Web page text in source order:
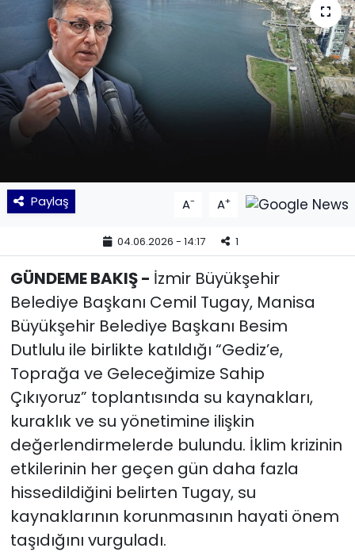
Paylaş A- A+
04.06.2026 - 14:17 1
GÜNDEME BAKIŞ - İzmir Büyükşehir
Belediye Başkanı Cemil Tugay, Manisa
Büyükşehir Belediye Başkanı Besim
Dutlulu ile birlikte katıldığı “Gediz’e,
Toprağa ve Geleceğimize Sahip
Çıkıyoruz” toplantısında su kaynakları,
kuraklık ve su yönetimine ilişkin
değerlendirmelerde bulundu. İklim krizinin
etkilerinin her geçen gün daha fazla
hissedildiğini belirten Tugay, su
kaynaklarının korunmasının hayati önem
taşıdığını vurguladı.
SAĞLIK
Siyaset
SPOR
Yaşam
YEREL YÖNETİMLER
Yurt